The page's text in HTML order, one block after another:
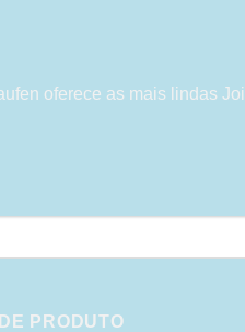
oferece as mais lindas
PRODUTO